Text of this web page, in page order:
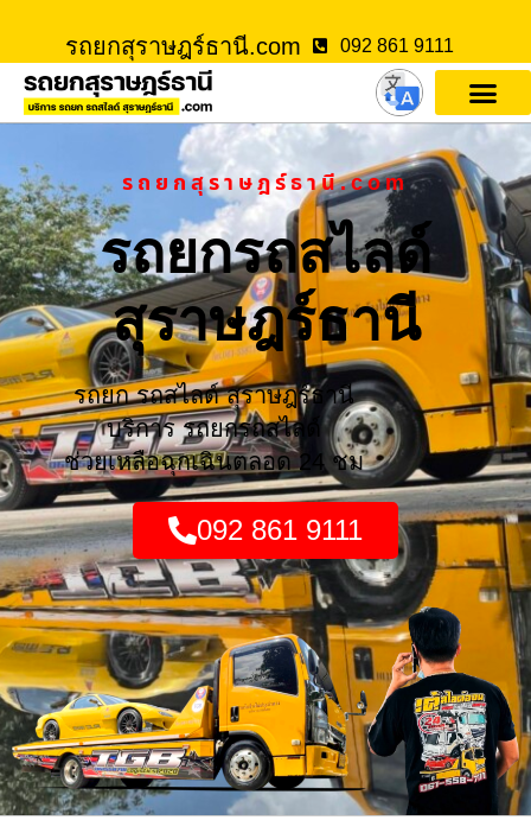
รถยกสุราษฎร์ธานี.com 092 861 9111
รถยกสุราษฎร์ธานี.com
รถยกรถสไลด์
สุราษฎร์ธานี
รถยก รถสไลด์ สุราษฎร์ธานี
บริการ รถยกรถสไลด์
ช่วยเหลือฉุกเฉินตลอด 24 ชม
092 861 9111